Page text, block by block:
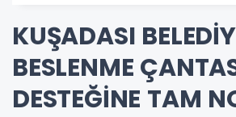
KUŞADASI
BESLENME
DESTEĞİNE TAM